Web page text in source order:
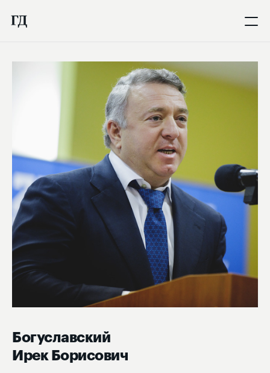
Богуславский
Ирек Борисович